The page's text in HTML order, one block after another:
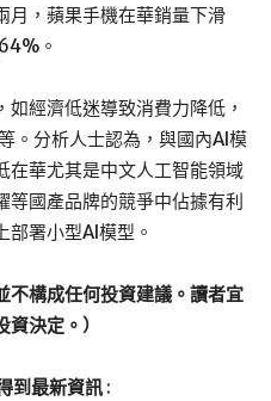
月，蘋果手機在華銷量下滑
。
經濟低迷導致消費力降低，
。分析人士認為，與國內AI模
在華尤其是中文人工智能領域
國產品牌的競爭中佔據有利
署小型AI模型。
不構成任何投資建議。讀者宜
決定。）
到最新資訊 :